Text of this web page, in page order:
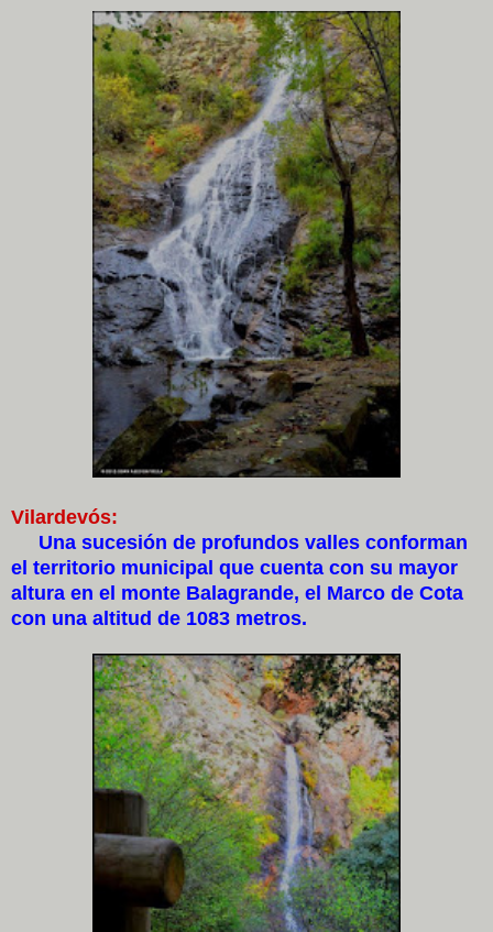
Vilardevós:
Una sucesión de profundos valles conforman
el territorio municipal que cuenta con su mayor
altura en el monte Balagrande, el Marco de Cota
con una altitud de 1083 metros.